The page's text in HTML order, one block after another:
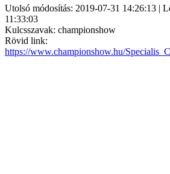
Utolsó módosítás: 2019-07-31 14:26:13 |
11:33:03
Kulcsszavak: championshow
Rövid link:
https://www.championshow.hu/